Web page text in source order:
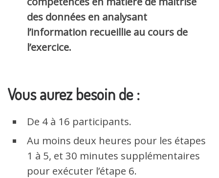
des données en analysant
l’information recueillie au cours de
l’exercice.
Vous aurez besoin de :
De 4 à 16 participants.
Au moins deux heures pour les étapes
1 à 5, et 30 minutes supplémentaires
pour exécuter l’étape 6.